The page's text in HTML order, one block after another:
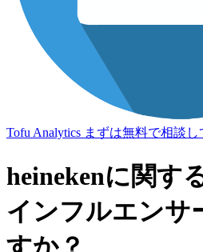
Tofu Analytics まずは無料で相談し
heinekenに関す
インフルエンサ
すか？